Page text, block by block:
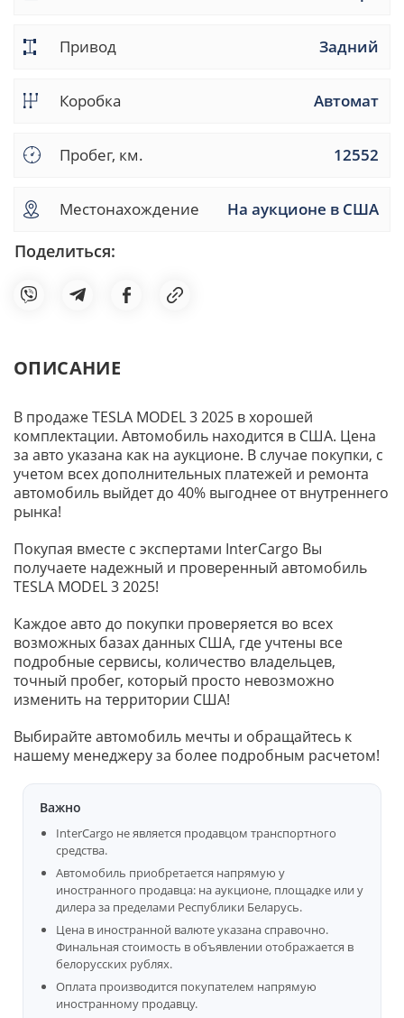
Привод Задний
Коробка Автомат
Пробег, км. 12552
Местонахождение На аукционе в США
Поделиться:
ОПИСАНИЕ
В продаже TESLA MODEL 3 2025 в хорошей
комплектации. Автомобиль находится в США. Цена
за авто указана как на аукционе. В случае покупки, с
учетом всех дополнительных платежей и ремонта
автомобиль выйдет до 40% выгоднее от внутреннего
рынка!
Покупая вместе с экспертами InterCargo Вы
получаете надежный и проверенный автомобиль
TESLA MODEL 3 2025!
Каждое авто до покупки проверяется во всех
возможных базах данных США, где учтены все
подробные сервисы, количество владельцев,
точный пробег, который просто невозможно
изменить на территории США!
Выбирайте автомобиль мечты и обращайтесь к
нашему менеджеру за более подробным расчетом!
Важно
InterCargo не является продавцом транспортного
средства.
Автомобиль приобретается напрямую у
иностранного продавца: на аукционе, площадке или у
дилера за пределами Республики Беларусь.
Цена в иностранной валюте указана справочно.
Финальная стоимость в объявлении отображается в
белорусских рублях.
Оплата производится покупателем напрямую
иностранному продавцу.